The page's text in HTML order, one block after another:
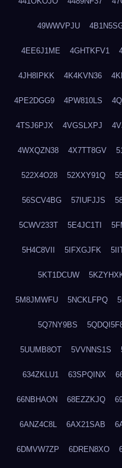
49WWVPJU
4EE6J1ME 4GHTKFV1
4JH8IPKK 4K4KVN36
4PE2DGG9 4PW810LS
4TSJ6PJX 4VGSLXPJ
4WXQZN38 4X7TT8GV
522X4O28 52XXY91Q
56SCV4BG 57IUFJJS
5CWV233T 5E4JC1TI
5H4C8VII 5IFXGJFK
5KT1DCUW
5M8JMWFU 5NCKLFPQ
5Q7NY9BS
5UUMB8OT 5VVNNS1S
634ZKLU1 63SPQINX
66NBHAON 68EZZKJQ
6ANZ4C8L 6AX21SAB
6DMVW7ZP 6DREN8XO